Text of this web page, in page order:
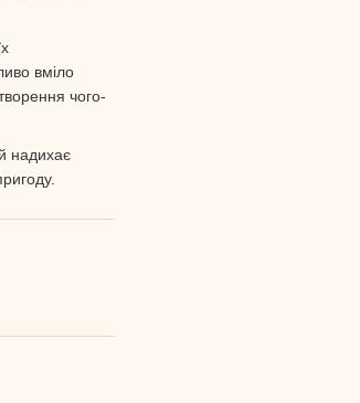
вміло
чого-
надихає